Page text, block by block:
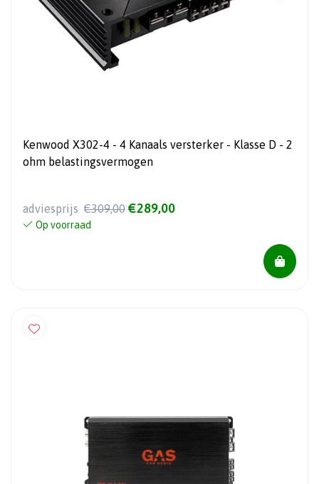
Kenwood X302-4 - 4 Kanaals versterker - Klasse D - 2
ohm belastingsvermogen
adviesprijs €309,00 €289,00
Op voorraad